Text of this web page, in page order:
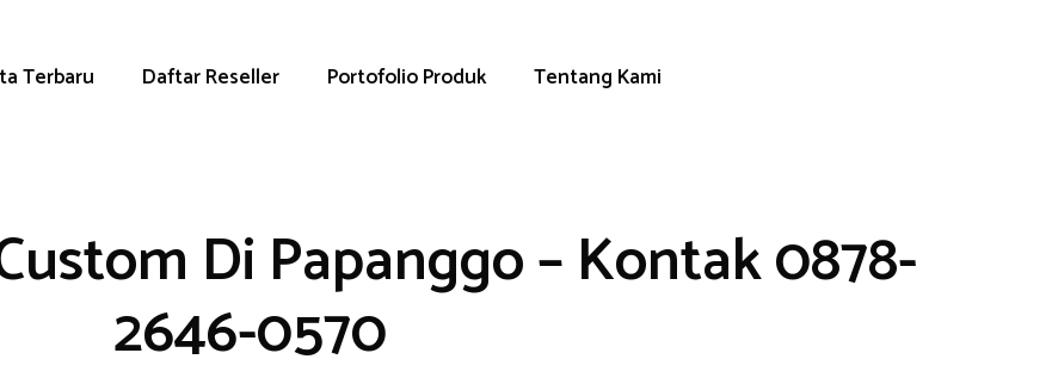
Terbaru Daftar Reseller Portofolio Produk Tentang Kami
Di Papanggo – Kontak 0878-
2646-0570